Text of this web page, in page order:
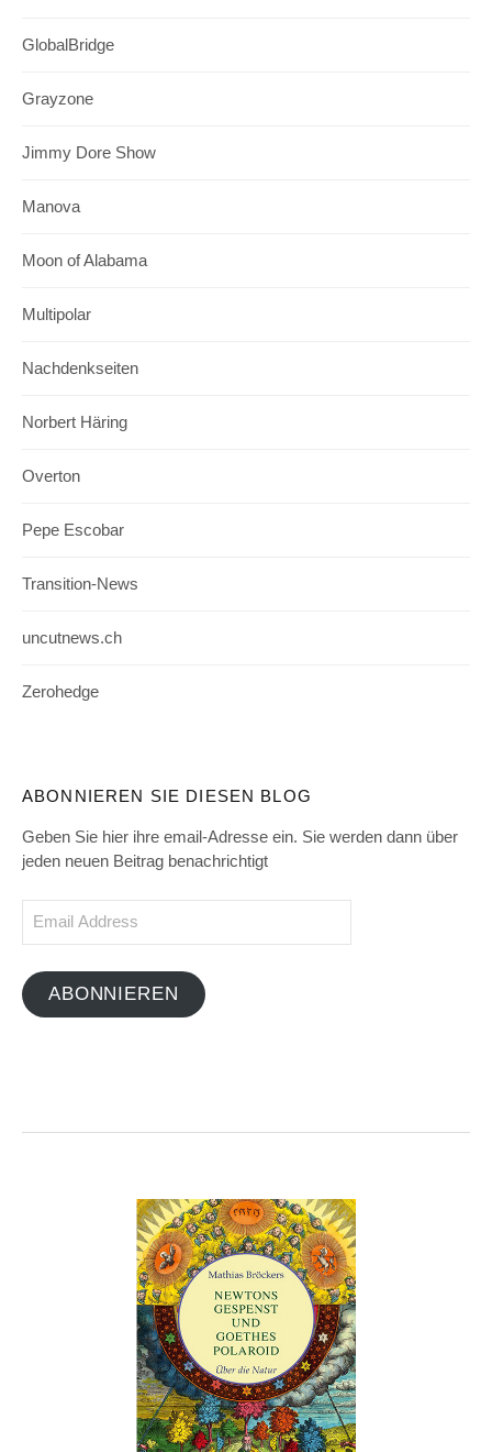
GlobalBridge
Grayzone
Jimmy Dore Show
Manova
Moon of Alabama
Multipolar
Nachdenkseiten
Norbert Häring
Overton
Pepe Escobar
Transition-News
uncutnews.ch
Zerohedge
ABONNIEREN SIE DIESEN BLOG
Geben Sie hier ihre email-Adresse ein. Sie werden dann über
jeden neuen Beitrag benachrichtigt
ABONNIEREN